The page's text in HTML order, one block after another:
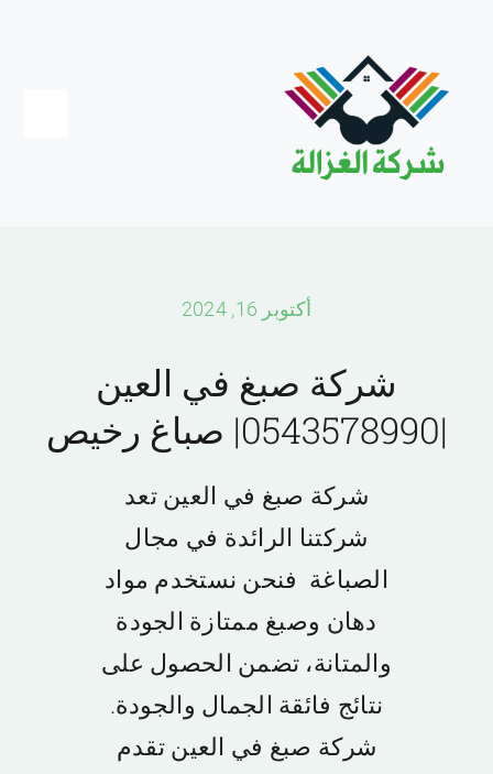
content
أكتوبر 16, 2024
شركة صبغ في العين
|0543578990| صباغ رخيص
شركة صبغ في العين تعد
شركتنا الرائدة في مجال
الصباغة فنحن نستخدم مواد
دهان وصبغ ممتازة الجودة
والمتانة، تضمن الحصول على
نتائج فائقة الجمال والجودة.
شركة صبغ في العين تقدم